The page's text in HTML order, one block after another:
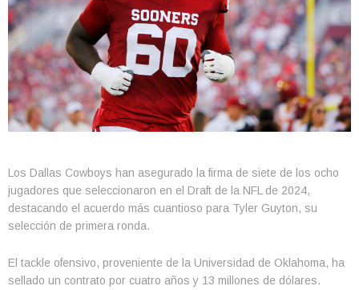
Los Dallas Cowboys han asegurado la firma de siete de los ocho
jugadores que seleccionaron en el Draft de la NFL de 2024,
destacando el acuerdo más cuantioso para Tyler Guyton, su
selección de primera ronda.
El tackle ofensivo, proveniente de la Universidad de Oklahoma, ha
sellado un contrato por cuatro años y 13 millones de dólares.